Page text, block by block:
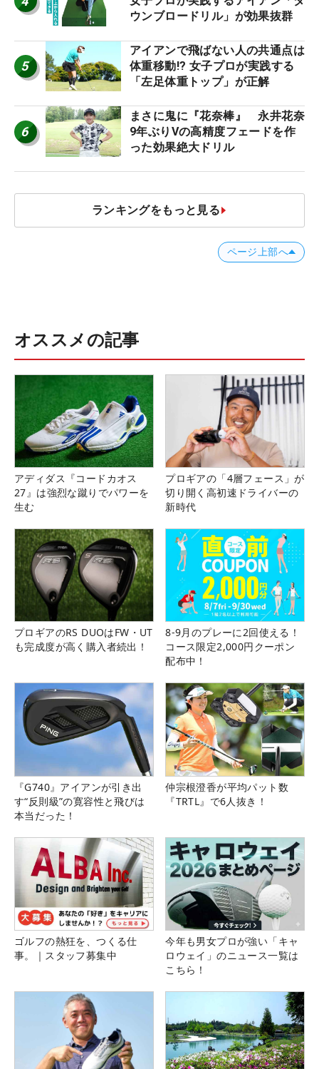
ウンブロードリル」が効果抜群
5
アイアンで飛ばない人の共通点は
体重移動!? 女子プロが実践する
「左足体重トップ」が正解
6
まさに鬼に『花奈棒』 永井花奈
9年ぶりVの高精度フェードを作
った効果絶大ドリル
ランキングをもっと見る
ページ上部へ
オススメの記事
アディダス『コードカオス
27』は強烈な蹴りでパワーを
生む
プロギアの「4層フェース」が
切り開く高初速ドライバーの
新時代
プロギアのRS DUOはFW・UT
も完成度が高く購入者続出！
8-9月のプレーに2回使える！
コース限定2,000円クーポン
配布中！
『G740』アイアンが引き出
す“反則級”の寛容性と飛びは
本当だった！
仲宗根澄香が平均パット数
『TRTL』で6人抜き！
ゴルフの熱狂を、つくる仕
事。｜スタッフ募集中
今年も男女プロが強い「キャ
ロウェイ」のニュース一覧は
こちら！